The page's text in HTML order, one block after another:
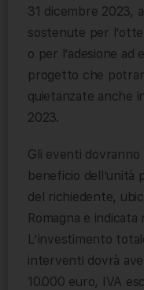
31 dicembre 2023,
sostenute per
o per l’adesione
progetto che
quietanzate anche
2023.
Gli eventi dovranno
beneficio dell’unità
del richiedente,
Romagna e
L’investimento
interventi dovrà
10.000 euro, IVA